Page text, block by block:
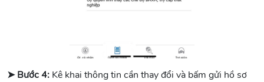
➤ Bước 4: Kê khai thông tin cần thay đổi và bấm gửi hồ sơ